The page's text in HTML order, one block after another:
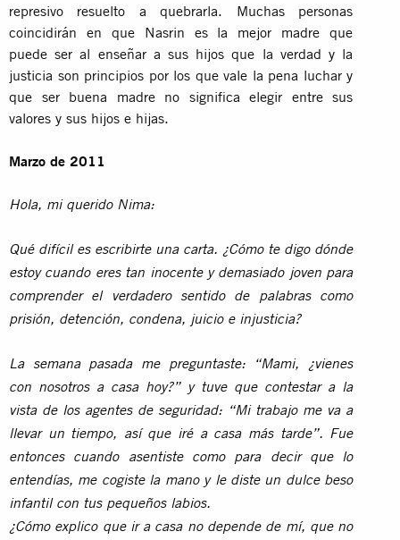
represivo resuelto a quebrarla. Muchas personas
coincidirán en que Nasrin es la mejor madre que
puede ser al enseñar a sus hijos que la verdad y la
justicia son principios por los que vale la pena luchar y
que ser buena madre no significa elegir entre sus
valores y sus hijos e hijas.
Marzo de 2011
Hola, mi querido Nima:
Qué difícil es escribirte una carta. ¿Cómo te digo dónde
estoy cuando eres tan inocente y demasiado joven para
comprender el verdadero sentido de palabras como
prisión, detención, condena, juicio e injusticia?
La semana pasada me preguntaste: “Mami, ¿vienes
con nosotros a casa hoy?” y tuve que contestar a la
vista de los agentes de seguridad: “Mi trabajo me va a
llevar un tiempo, así que iré a casa más tarde”. Fue
entonces cuando asentiste como para decir que lo
entendías, me cogiste la mano y le diste un dulce beso
infantil con tus pequeños labios.
¿Cómo explico que ir a casa no depende de mí, que no